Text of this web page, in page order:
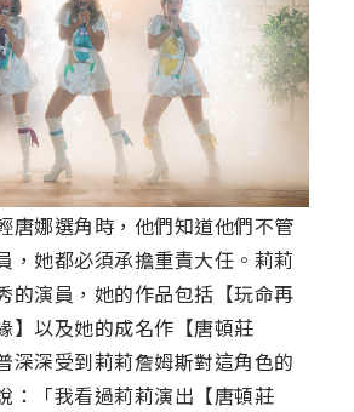
唐娜選角時，他們知道他們不管
，她都必須承擔重責大任。莉莉
的演員，她的作品包括【玩命再
】以及她的成名作【唐頓莊
深深受到莉莉詹姆斯對這角色的
：「我看過莉莉演出【唐頓莊